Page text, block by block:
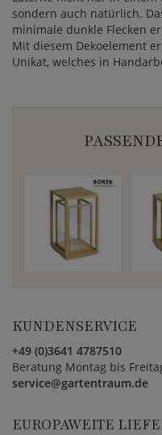
sondern auch natürlich.
minimale dunkle Flecken
Mit diesem Dekoelement
Unikat, welches in
KUNDENSERVICE
+49 (0)3641 4787510
Beratung Montag bis
service@gartentraum.de
EUROPAWEITE